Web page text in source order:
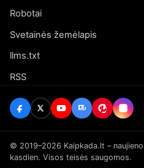
Robotai
Svetainės žemėlapis
llms.txt
RSS
© 2019–2026 Kaipkada.lt –
kasdien. Visos teisės saugomos.